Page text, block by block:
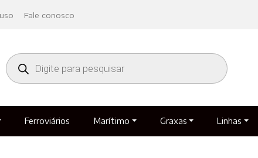
Fale conosco
Pesquisar
produtos
Ferroviários Marítimo Graxas Linhas